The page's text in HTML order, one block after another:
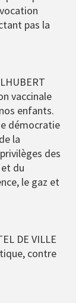
pas la
vaccinale
enfants.
démocratie
la
des
du
le gaz et
DE VILLE
contre